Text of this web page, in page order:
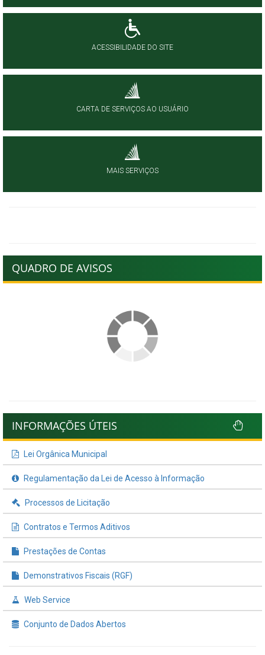
ACESSIBILIDADE DO SITE
CARTA DE SERVIÇOS AO USUÁRIO
MAIS SERVIÇOS
QUADRO DE AVISOS
INFORMAÇÕES ÚTEIS
Lei Orgânica Municipal
Regulamentação da Lei de Acesso à Informação
Processos de Licitação
Contratos e Termos Aditivos
Prestações de Contas
Demonstrativos Fiscais (RGF)
Web Service
Conjunto de Dados Abertos